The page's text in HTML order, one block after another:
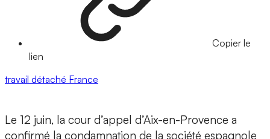
Copier le
lien
travail détaché France
Le 12 juin, la cour d’appel d’Aix-en-Provence a
confirmé la condamnation de la société espagnole